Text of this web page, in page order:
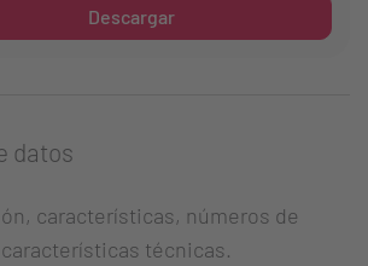
Descargar
datos
características, números de
técnicas.